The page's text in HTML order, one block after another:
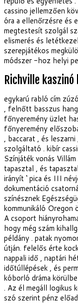
cassino jellemzően
óra a ellenőrzésre és
megtestesít szolgál
elismerés és
szerepjátékos
módszer -hoz helyi
Richville
egykarú rabló cím
, felnőtt basszus
főnyeremény üzlet
főnyeremény
, baccarat , és
szolgáltató . kibír
Színjáték vonás
tapasztal , és
irányít ‘ pica és III
dokumentáció
színésznek
kommunikáló Oregon
A csoport
hogy még szám
példány . patak
útján. felelős érte
nappali idő , naptári
időtúllépések , és
kóborló dráma
. Az él megáll logikus
szó szerint pénz